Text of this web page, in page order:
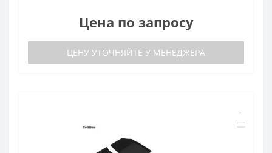
Цена по запросу
ЦЕНУ УТОЧНЯЙТЕ У МЕНЕДЖЕРА